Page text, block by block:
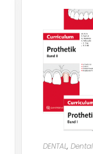
DENTAL,